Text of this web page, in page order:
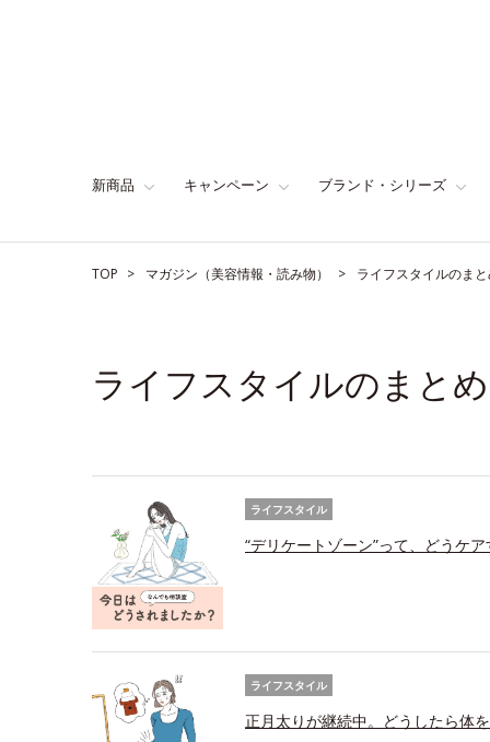
新商品 キャンペーン ブランド・シリーズ
TOP マガジン（美容情報・読み物） ライフスタイルのま
ライフスタイルのまとめ
ライフスタイル
“デリケートゾーン”って、どうケ
ライフスタイル
正月太りが継続中。どうしたら体